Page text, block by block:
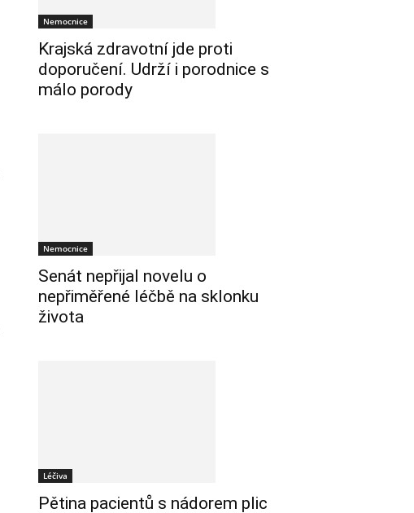
Nemocnice
Krajská zdravotní jde proti
doporučení. Udrží i porodnice s
málo porody
Nemocnice
Senát nepřijal novelu o
nepřiměřené léčbě na sklonku
života
Léčiva
Pětina pacientů s nádorem plic